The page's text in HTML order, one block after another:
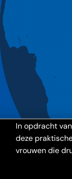
In opdracht
deze
vrouwen die